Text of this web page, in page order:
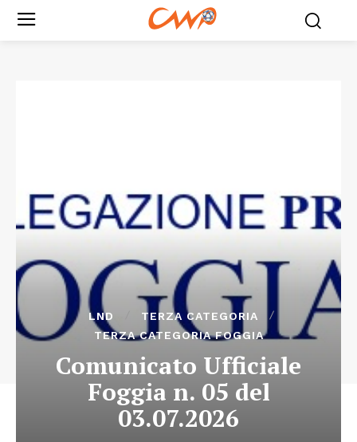
LND
TERZA CATEGORIA
TERZA CATEGORIA FOGGIA
Comunicato Ufficiale
Foggia n. 05 del
03.07.2026